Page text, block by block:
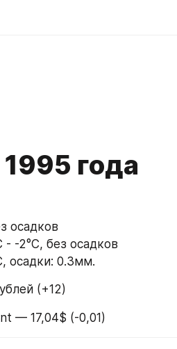
года
осадков
- -2°C, без осадков
осадки: 0.3мм.
(+12)
— 17,04$ (-0,01)